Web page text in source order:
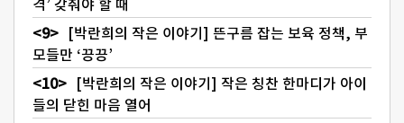
격’ 갖춰야 할 때
[박란희의 작은 이야기] 뜬구름 잡는 보육 정책, 부
모들만 ‘끙끙’
[박란희의 작은 이야기] 작은 칭찬 한마디가 아이
들의 닫힌 마음 열어